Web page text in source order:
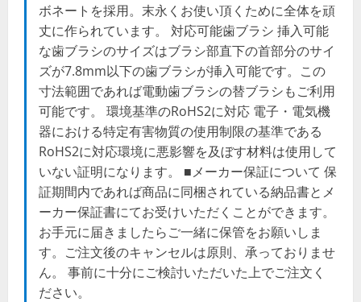
ボネートを採用。末永くお使い頂くために全体を頑
丈に作られています。 対応可能歯ブラシ 挿入可能
な歯ブラシのサイズはブラシ部直下の首部分のサイ
ズが7.8mm以下の歯ブラシが挿入可能です。この
寸法範囲であれば電動歯ブラシの替ブラシもご利用
可能です。 環境基準のRoHS2に対応 電子・電気機
器における特定有害物質の使用制限の基準である
RoHS2に対応環境に悪影響を及ぼす材料は使用して
いない証明になります。 ■メーカー保証について 保
証期間内であれば商品に同梱されている納品書とメ
ーカー保証書にてお受けいただくことができます。
お手元に届きましたらご一緒に保管をお願いしま
す。ご注文後のキャンセルは原則、承っておりませ
ん。 事前に十分にご検討いただいた上でご注文く
ださい。